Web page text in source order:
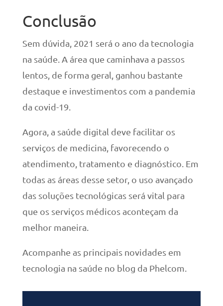
Conclusão
Sem dúvida, 2021 será o ano da tecnologia
na saúde. A área que caminhava a passos
lentos, de forma geral, ganhou bastante
destaque e investimentos com a pandemia
da covid-19.
Agora, a saúde digital deve facilitar os
serviços de medicina, favorecendo o
atendimento, tratamento e diagnóstico. Em
todas as áreas desse setor, o uso avançado
das soluções tecnológicas será vital para
que os serviços médicos aconteçam da
melhor maneira.
Acompanhe as principais novidades em
tecnologia na saúde no blog da Phelcom.